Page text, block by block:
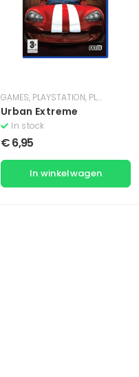
GAMES, PLAYSTATION, PLAYSTATION 2
Urban Extreme
In stock
€6,95
In winkelwagen